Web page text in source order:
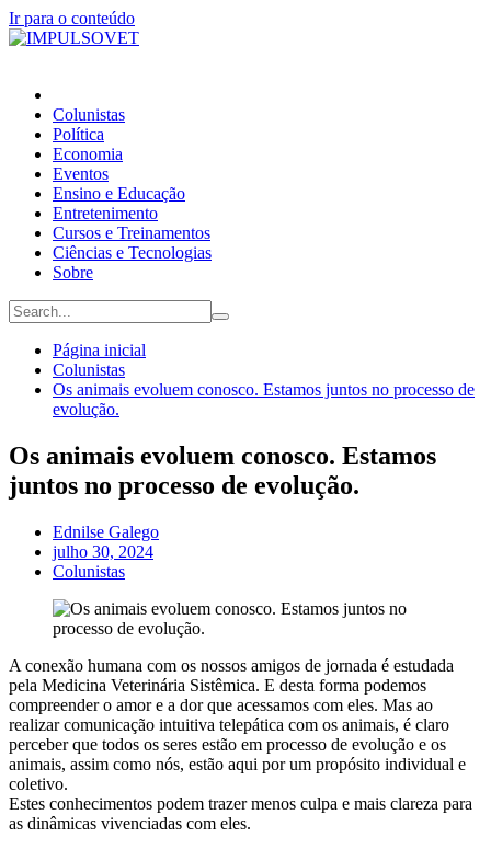
Ir para o conteúdo
Colunistas
Política
Economia
Eventos
Ensino e Educação
Entretenimento
Cursos e Treinamentos
Ciências e Tecnologias
Sobre
Página inicial
Colunistas
Os animais evoluem conosco. Estamos juntos no processo de
evolução.
Os animais evoluem conosco. Estamos
juntos no processo de evolução.
Ednilse Galego
julho 30, 2024
Colunistas
A conexão humana com os nossos amigos de jornada é estudada
pela Medicina Veterinária Sistêmica. E desta forma podemos
compreender o amor e a dor que acessamos com eles. Mas ao
realizar comunicação intuitiva telepática com os animais, é claro
perceber que todos os seres estão em processo de evolução e os
animais, assim como nós, estão aqui por um propósito individual e
coletivo.
Estes conhecimentos podem trazer menos culpa e mais clareza para
as dinâmicas vivenciadas com eles.